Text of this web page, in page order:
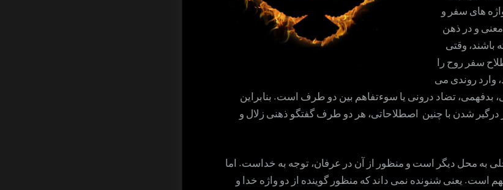
های سفر و
و در ذهن
باشند، وقتی
سفر روح را
وارد روندی می
بدفهمی، تضاد درونی یا سوءتفاهم بین دو طرف است. بنابراین
شدن با چنین اصطلاحاتی، هر دو طرف گفتگو ذهنی زلال و
به محل دیگر است و منظور از آن در عرفان، توجه به خداست. اما
است. یعنی شنونده نمی داند که منظور گوینده از دو واژه خدا و